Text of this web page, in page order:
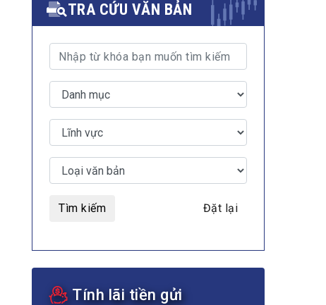
TRA CỨU VĂN BẢN
Tìm kiếm Đặt lại
Tính lãi tiền gửi